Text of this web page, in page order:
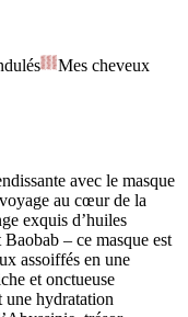
Mes cheveux
avec le masque
au cœur de la
exquis d’huiles
– ce masque est
assoiffés en une
et onctueuse
une hydratation